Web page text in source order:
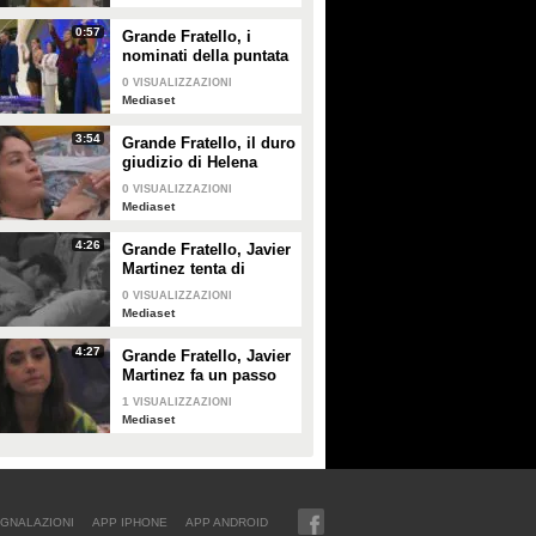
Spolverato
0:57
Grande Fratello, i
nominati della puntata
di giovedì 30 gennaio
0 VISUALIZZAZIONI
Mediaset
3:54
Grande Fratello, il duro
giudizio di Helena
Prestes su Zeudi Di
Palma e Javier
0 VISUALIZZAZIONI
Mediaset
4:26
Grande Fratello, Javier
Martinez tenta di
confortare Zeudi Di
Palma
0 VISUALIZZAZIONI
Mediaset
4:27
Grande Fratello, Javier
Martinez fa un passo
indietro con Zeudi Di
Palma
1 VISUALIZZAZIONI
Mediaset
APP IPHONE APP ANDROID